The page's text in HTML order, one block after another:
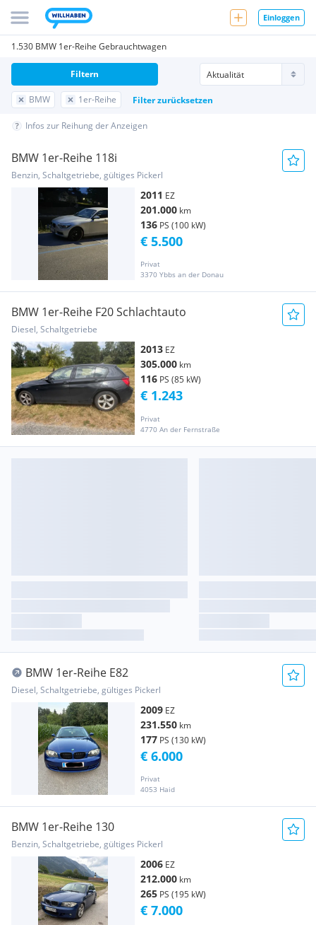
Einloggen
1.530 BMW 1er-Reihe Gebrauchtwagen
BMW 1er-Reihe Filter zurücksetzen
Filtern
Infos zur Reihung der Anzeigen
BMW 1er-Reihe 118i
Benzin, Schaltgetriebe, gültiges Pickerl
2011 EZ
201.000 km
136 PS (100 kW)
Privat
3370 Ybbs an der Donau
€ 5.500
BMW 1er-Reihe F20 Schlachtauto
Diesel, Schaltgetriebe
2013 EZ
305.000 km
116 PS (85 kW)
Privat
4770 An der Fernstraße
€ 1.243
BMW 1er-Reihe E82
Diesel, Schaltgetriebe, gültiges Pickerl
2009 EZ
231.550 km
177 PS (130 kW)
Privat
4053 Haid
€ 6.000
BMW 1er-Reihe 130
Benzin, Schaltgetriebe, gültiges Pickerl
2006 EZ
212.000 km
265 PS (195 kW)
€ 7.000